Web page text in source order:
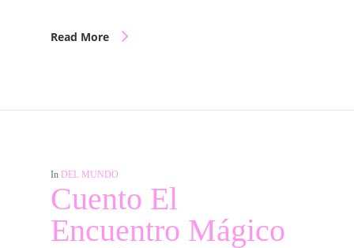
Read More
In DEL MUNDO
Cuento El
Encuentro Mágico